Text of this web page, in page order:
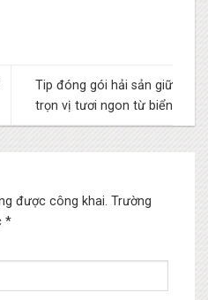
Tip đóng gói hải sản giữ
trọn vị tươi ngon từ biển
được công khai. Trường
*